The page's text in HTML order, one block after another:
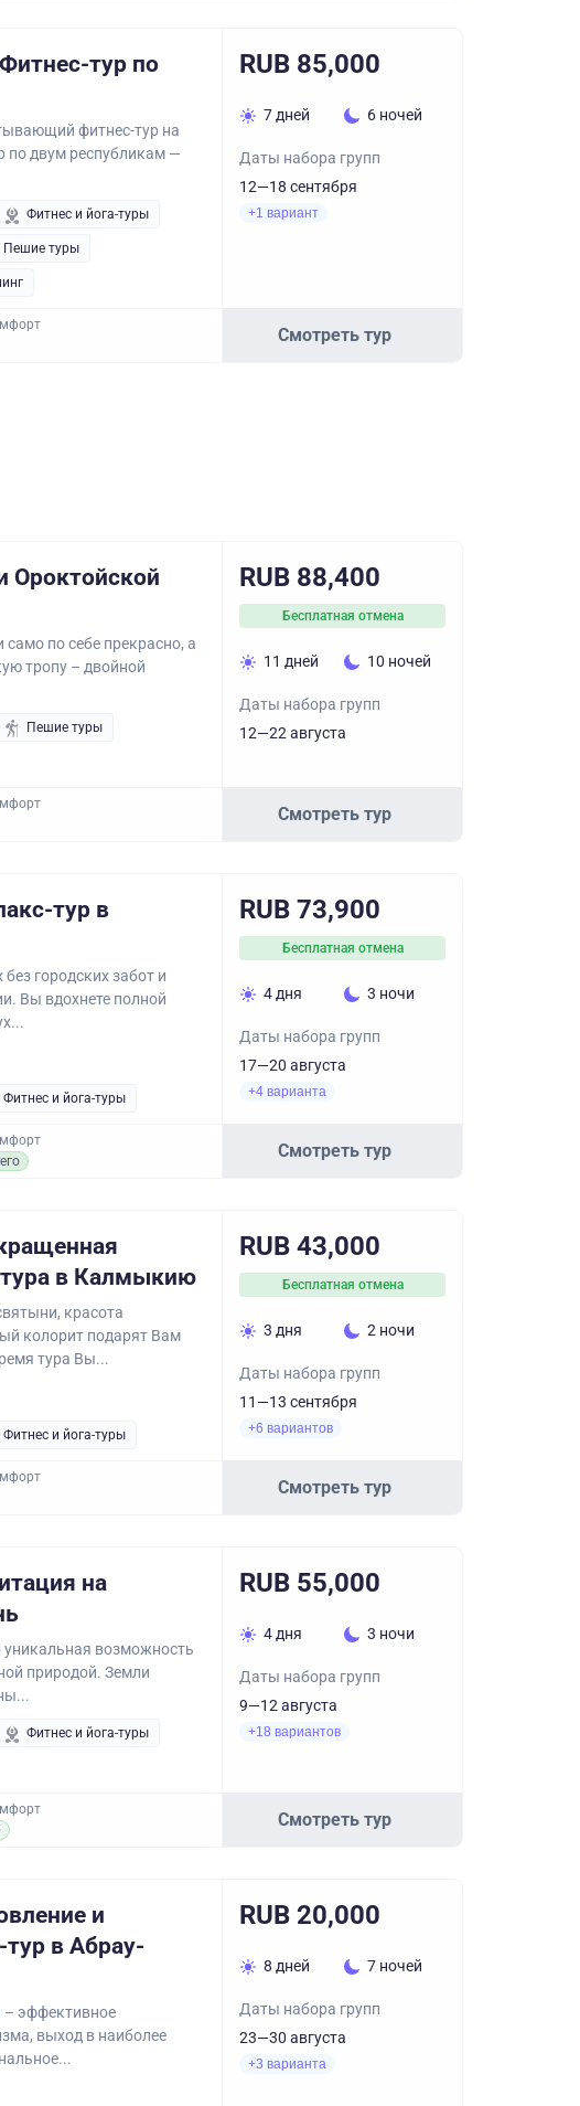
тур по
фитнес-тур на
по двум республикам —
Фитнес и йога-туры
Пешие туры
RUB 85,000
7 дней 6 ночей
Даты набора групп
12—18 сентября
+1 вариант
Смотреть тур
Ороктойской
по себе прекрасно, а
тропу – двойной
Пешие туры
RUB 88,400
Бесплатная отмена
11 дней 10 ночей
Даты набора групп
12—22 августа
Смотреть тур
тур в
городских забот и
Вы вдохнете полной
Фитнес и йога-туры
RUB 73,900
Бесплатная отмена
4 дня 3 ночи
Даты набора групп
17—20 августа
+4 варианта
Смотреть тур
в Калмыкию
красота
колорит подарят Вам
тура Вы...
Фитнес и йога-туры
RUB 43,000
Бесплатная отмена
3 дня 2 ночи
Даты набора групп
11—13 сентября
+6 вариантов
Смотреть тур
на
уникальная возможность
природой. Земли
Фитнес и йога-туры
RUB 55,000
4 дня 3 ночи
Даты набора групп
9—12 августа
+18 вариантов
Смотреть тур
и
тур в Абрау-
– эффективное
выход в наиболее
RUB 20,000
8 дней 7 ночей
Даты набора групп
23—30 августа
+3 варианта